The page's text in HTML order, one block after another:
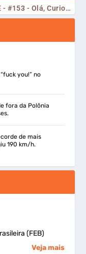
MEMÓRIAS DA COLEÇÃO VAGA-LUME - #153 - Olá, Curiosos! 2023
you!” no
fora da Polônia
de mais
190 km/h.
(FEB)
Veja mais